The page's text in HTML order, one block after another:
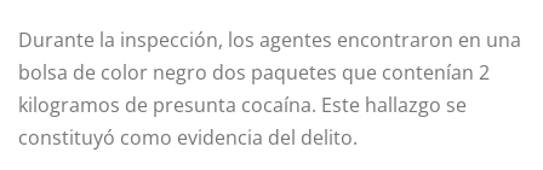
Durante la inspección, los agentes encontraron en una
bolsa de color negro dos paquetes que contenían 2
kilogramos de presunta cocaína. Este hallazgo se
constituyó como evidencia del delito.